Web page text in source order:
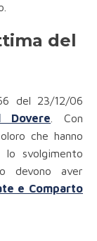
del
del 23/12/06
Dovere . Con
che hanno
svolgimento
devono aver
e Comparto